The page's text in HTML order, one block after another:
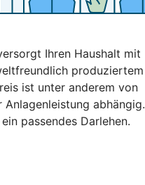
Ihren Haushalt mit
produziertem
ist unter anderem von
abhängig.
passendes Darlehen.